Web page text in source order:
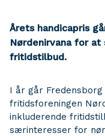
Årets handicapris
Nørdenirvana for
fritidstilbud.
I år går
fritidsforeningen
inkluderende
særinteresser for